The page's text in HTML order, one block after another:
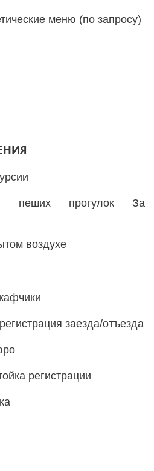
меню (по запросу)
пеших прогулок За
воздухе
заезда/отъезда
регистрации